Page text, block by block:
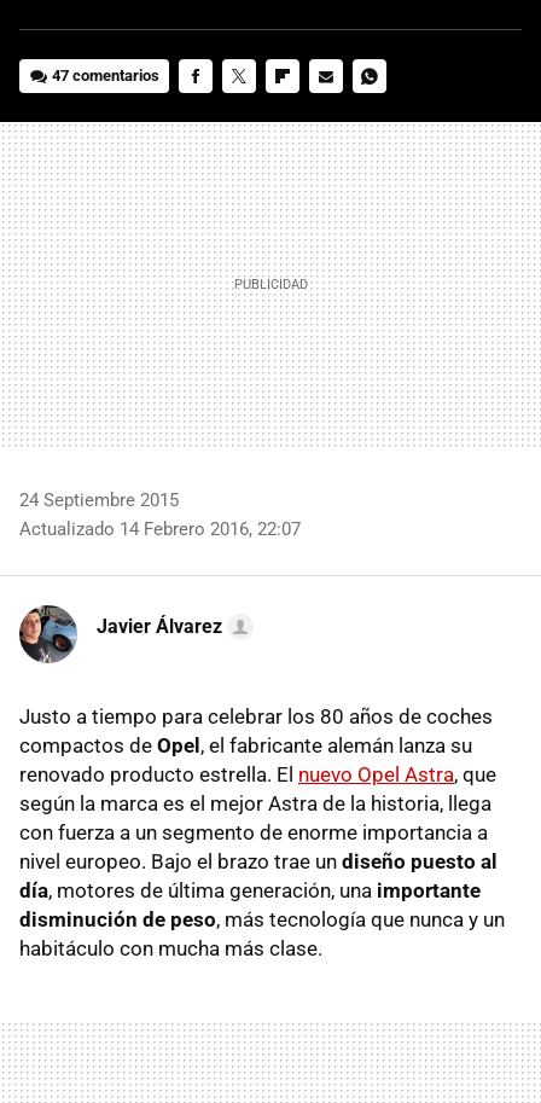
47 comentarios
MAIL
24 Septiembre 2015
Actualizado 14 Febrero 2016, 22:07
Javier Álvarez
Justo a tiempo para celebrar los 80 años de coches
compactos de Opel, el fabricante alemán lanza su
renovado producto estrella. El nuevo Opel Astra, que
según la marca es el mejor Astra de la historia, llega
con fuerza a un segmento de enorme importancia a
nivel europeo. Bajo el brazo trae un diseño puesto al
día, motores de última generación, una importante
disminución de peso, más tecnología que nunca y un
habitáculo con mucha más clase.